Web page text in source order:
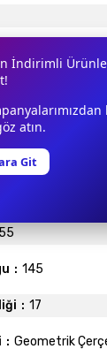
SİYAH
55
145
17
Geometrik
İndirimli
atın.
Git